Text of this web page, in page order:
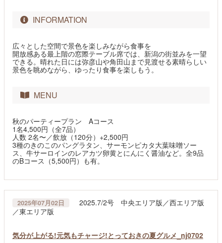
INFORMATION
広々とした空間で景色を楽しみながら食事を
開放感ある最上階の窓際テーブル席では、新潟の街並みを一望
できる。晴れた日には弥彦山や角田山まで見渡せる素晴らしい
景色を眺めながら、ゆったり食事を楽しもう。
MENU
秋のパーティープラン Aコース
1名4,500円（全7品）
人数 2名〜／飲放（120分）+2,500円
3種のきのこのパングラタン、サーモンピカタ大葉味噌ソー
ス、牛サーロインのレアカツ卵黄とにんにく醤油など。全9品
のBコース（5,500円）も有。
2025年07月02日
2025.7/2号 中央エリア版／西エリア版
／東エリア版
気分が上がる!元気もチャージ!とっておきの夏グルメ_nj0702